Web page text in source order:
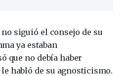
siguió el consejo de su
ya estaban
que no debía haber
habló de su agnosticismo.